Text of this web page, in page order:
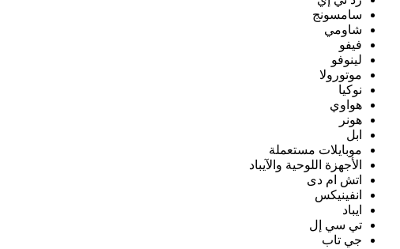
سامسونج
شاومي
فيفو
لينوفو
موتورولا
نوكيا
هواوي
هونر
ابل
موبايلات مستعملة
الأجهزة اللوحية والآيباد
اتش ام دى
انفينيكس
ايباد
تي سي إل
جي تاب